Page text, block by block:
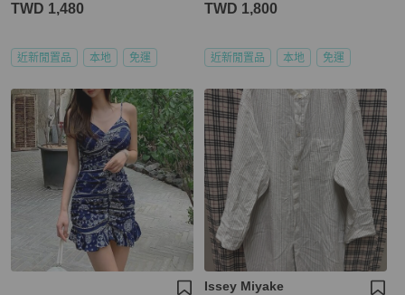
TWD 1,480
近新閒置品 本地 免運
TWD 1,800
近新閒置品 本地 免運
Issey Miyake